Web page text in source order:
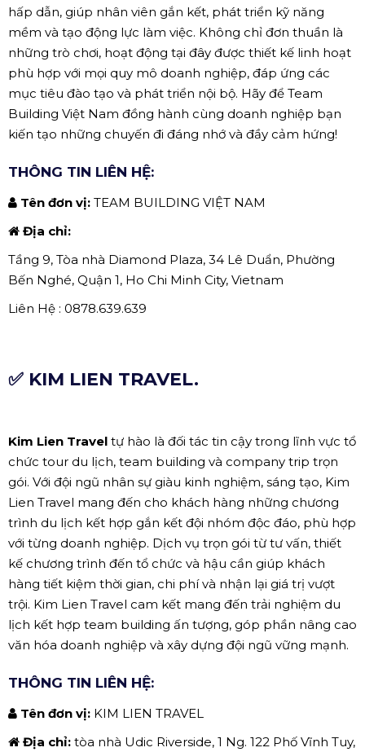
hấp dẫn, giúp nhân viên gắn kết, phát triển kỹ năng
mềm và tạo động lực làm việc. Không chỉ đơn thuần là
những trò chơi, hoạt động tại đây được thiết kế linh hoạt
phù hợp với mọi quy mô doanh nghiệp, đáp ứng các
mục tiêu đào tạo và phát triển nội bộ. Hãy để Team
Building Việt Nam đồng hành cùng doanh nghiệp bạn
kiến tạo những chuyến đi đáng nhớ và đầy cảm hứng!
THÔNG TIN LIÊN HỆ:
Tên đơn vị: TEAM BUILDING VIỆT NAM
Địa chỉ:
Tầng 9, Tòa nhà Diamond Plaza, 34 Lê Duẩn, Phường
Bến Nghé, Quận 1, Ho Chi Minh City, Vietnam
Liên Hệ : 0878.639.639
✅ KIM LIEN TRAVEL.
Kim Lien Travel tự hào là đối tác tin cậy trong lĩnh vực tổ
chức tour du lịch, team building và company trip trọn
gói. Với đội ngũ nhân sự giàu kinh nghiệm, sáng tạo, Kim
Lien Travel mang đến cho khách hàng những chương
trình du lịch kết hợp gắn kết đội nhóm độc đáo, phù hợp
với từng doanh nghiệp. Dịch vụ trọn gói từ tư vấn, thiết
kế chương trình đến tổ chức và hậu cần giúp khách
hàng tiết kiệm thời gian, chi phí và nhận lại giá trị vượt
trội. Kim Lien Travel cam kết mang đến trải nghiệm du
lịch kết hợp team building ấn tượng, góp phần nâng cao
văn hóa doanh nghiệp và xây dựng đội ngũ vững mạnh.
THÔNG TIN LIÊN HỆ:
Tên đơn vị: KIM LIEN TRAVEL
Địa chỉ: tòa nhà Udic Riverside, 1 Ng. 122 Phố Vĩnh Tuy,